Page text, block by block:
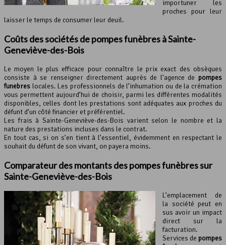
importuner les
proches pour leur
laisser le temps de consumer leur deuil.
Coûts des sociétés de pompes funèbres à Sainte-
Geneviève-des-Bois
Le moyen le plus efficace pour connaître le prix exact des obsèques
consiste à se renseigner directement auprès de l’agence de pompes
funèbres locales. Les professionnels de l’inhumation ou de la crémation
vous permettent aujourd’hui de choisir, parmi les différentes modalités
disponibles, celles dont les prestations sont adéquates aux proches du
défunt d’un côté financier et préférentiel.
Les frais à Sainte-Geneviève-des-Bois varient selon le nombre et la
nature des prestations incluses dans le contrat.
En tout cas, si on s’en tient à l’essentiel, évidemment en respectant le
souhait du défunt de son vivant, on payera moins.
Comparateur des montants des pompes funèbres sur
Sainte-Geneviève-des-Bois
L’emplacement de
la société peut en
sus avoir un impact
direct sur la
facturation.
Services de pompes